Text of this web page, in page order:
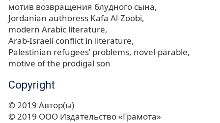
мотив возвращения блудного сына
Jordanian authoress Kafa Al-Zoobi
modern Arabic literature
Arab-Israeli conflict in literature
Palestinian refugees’ problems novel-parable
motive of the prodigal son
Copyright
© 2019 Автор(ы)
© 2019 ООО Издательство «Грамота»